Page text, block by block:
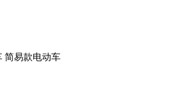
简易款电动车